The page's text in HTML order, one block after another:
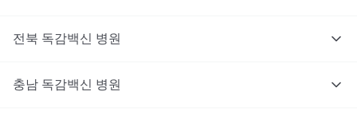
전북 독감백신 병원
충남 독감백신 병원